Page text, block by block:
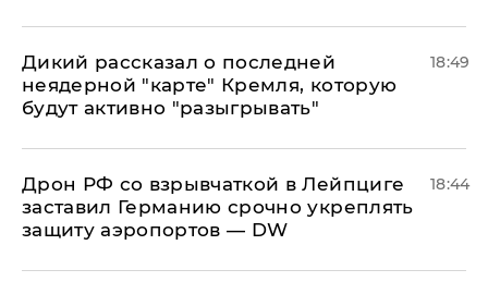
Дикий рассказал о последней
неядерной "карте" Кремля, которую
будут активно "разыгрывать"
18:49
​Дрон РФ со взрывчаткой в Лейпциге
заставил Германию срочно укреплять
защиту аэропортов — DW
18:44